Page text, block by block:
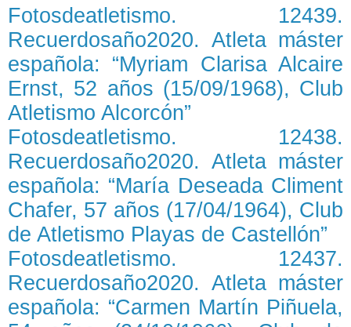
Fotosdeatletismo. 12439.
Recuerdosaño2020. Atleta máster
española: “Myriam Clarisa Alcaire
Ernst, 52 años (15/09/1968), Club
Atletismo Alcorcón”
Fotosdeatletismo. 12438.
Recuerdosaño2020. Atleta máster
española: “María Deseada Climent
Chafer, 57 años (17/04/1964), Club
de Atletismo Playas de Castellón”
Fotosdeatletismo. 12437.
Recuerdosaño2020. Atleta máster
española: “Carmen Martín Piñuela,